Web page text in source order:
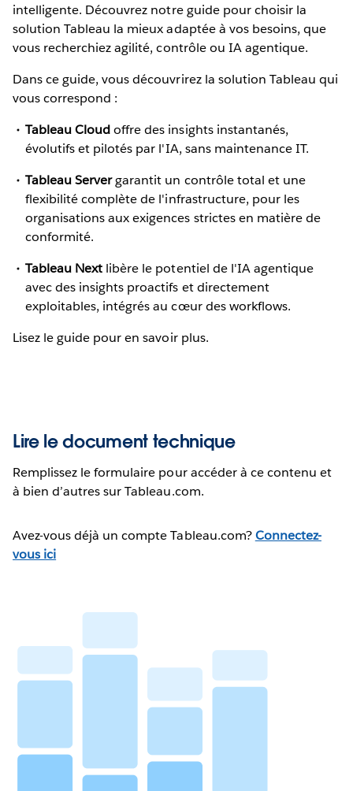
intelligente. Découvrez notre guide pour choisir la
solution Tableau la mieux adaptée à vos besoins, que
vous recherchiez agilité, contrôle ou IA agentique.
Dans ce guide, vous découvrirez la solution Tableau qui
vous correspond :
Tableau Cloudoffre des insights instantanés,
évolutifs et pilotés par l'IA, sans maintenance IT.
Tableau Servergarantit un contrôle total et une
flexibilité complète de l'infrastructure, pour les
organisations aux exigences strictes en matière de
conformité.
Tableau Next libère le potentiel de l'IA agentique
avec des insights proactifs et directement
exploitables, intégrés au cœur des workflows.
Lisez le guide pour en savoir plus.
Lire le document technique
Remplissez le formulaire pour accéder à ce contenu et
à bien d’autres sur Tableau.com.
Avez-vous déjà un compte Tableau.com?Connectez-
vous ici